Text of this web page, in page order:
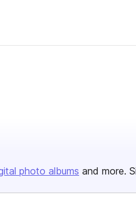
photo albums and more.